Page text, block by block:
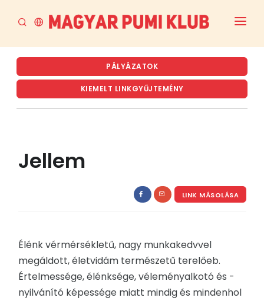
FŐOLDAL
AKTUÁLIS
RENDEZVÉNYTERVEZET ÉS ARCHÍVUM
PÁLYÁZATOK
KIEMELT LINKGYŰJTEMÉNY
Jellem
LINK MÁSOLÁSA
Élénk vérmérsékletű, nagy munkakedvvel
megáldott, életvidám természetű terelőeb.
Értelmessége, élénksége, véleményalkotó és -
nyilvánító képessége miatt mindig és mindenhol